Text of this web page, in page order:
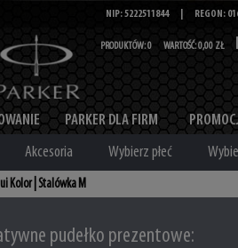
PARKER DLA FIRM
PRODUKTÓW:0 WARTOŚĆ:0,00 ZŁ
NIP: 5222511844 REGON:
Akcesoria Wybierz płeć
Kolor | Stalówka M
pudełko prezentowe: